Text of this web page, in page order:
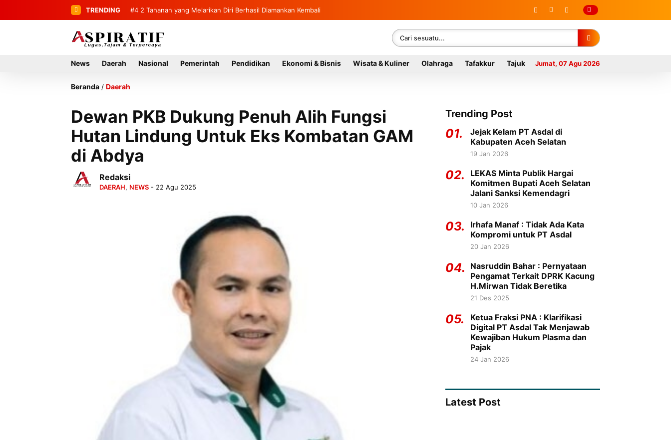
TRENDING #4 2 Tahanan yang Melarikan Diri Berhasil Diamankan Kembali
#5 Penemuan Mayat Tanpa Identitas Gegerkan Warga Indra Damai Kluet Selatan
News Daerah Nasional Pemerintah Pendidikan Ekonomi & Bisnis Wisata & Kuliner Olahraga Tafakkur Tajuk Jumat, 07 Agu 2026
Beranda / Daerah
Dewan PKB Dukung Penuh Alih Fungsi
Hutan Lindung Untuk Eks Kombatan GAM
di Abdya
Redaksi
DAERAH, NEWS - 22 Agu 2025
Trending Post
01.
Jejak Kelam PT Asdal di
Kabupaten Aceh Selatan
19 Jan 2026
02.
LEKAS Minta Publik Hargai
Komitmen Bupati Aceh Selatan
Jalani Sanksi Kemendagri
10 Jan 2026
03.
Irhafa Manaf : Tidak Ada Kata
Kompromi untuk PT Asdal
20 Jan 2026
04.
Nasruddin Bahar : Pernyataan
Pengamat Terkait DPRK Kacung
H.Mirwan Tidak Beretika
21 Des 2025
05.
Ketua Fraksi PNA : Klarifikasi
Digital PT Asdal Tak Menjawab
Kewajiban Hukum Plasma dan
Pajak
24 Jan 2026
Latest Post